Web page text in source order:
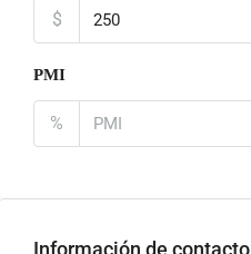
$
PMI
%
Información de contacto